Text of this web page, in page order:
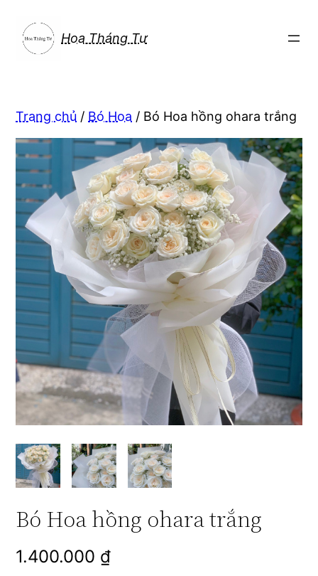
phần
Hoa Tháng Tư
Trang chủ / Bó Hoa / Bó Hoa hồng ohara trắng
Bó Hoa hồng ohara trắng
1.400.000 ₫